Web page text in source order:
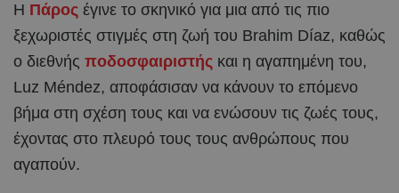
Η Πάρος έγινε το σκηνικό για μια από τις πιο
ξεχωριστές στιγμές στη ζωή του Brahim Díaz, καθώς
ο διεθνής ποδοσφαιριστής και η αγαπημένη του,
Luz Méndez, αποφάσισαν να κάνουν το επόμενο
βήμα στη σχέση τους και να ενώσουν τις ζωές τους,
έχοντας στο πλευρό τους τους ανθρώπους που
αγαπούν.